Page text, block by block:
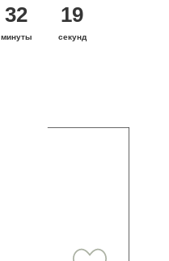
32 19
минуты секунд